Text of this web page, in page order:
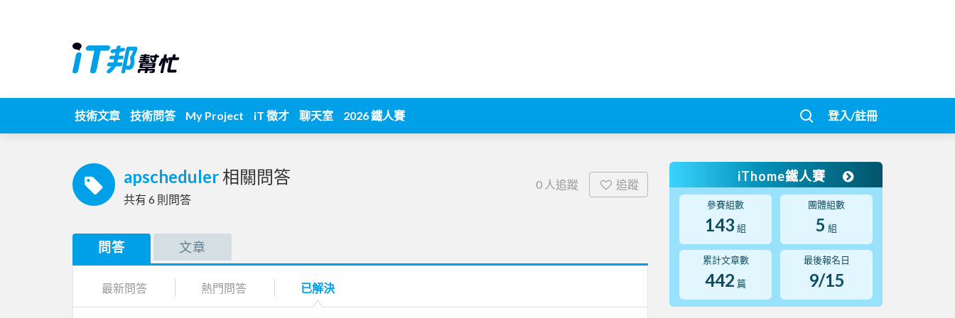
技術文章 技術問答 My Project iT 徵才 聊天室 2026 鐵人賽 登入/註冊
apscheduler 相關問答
共有 6 則問答
0 人追蹤 追蹤
問答 文章
最新問答 熱門問答 已解決
iThome鐵人賽
參賽組數
143 組
團體組數
5 組
累計文章數
442 篇
最後報名日
9/15